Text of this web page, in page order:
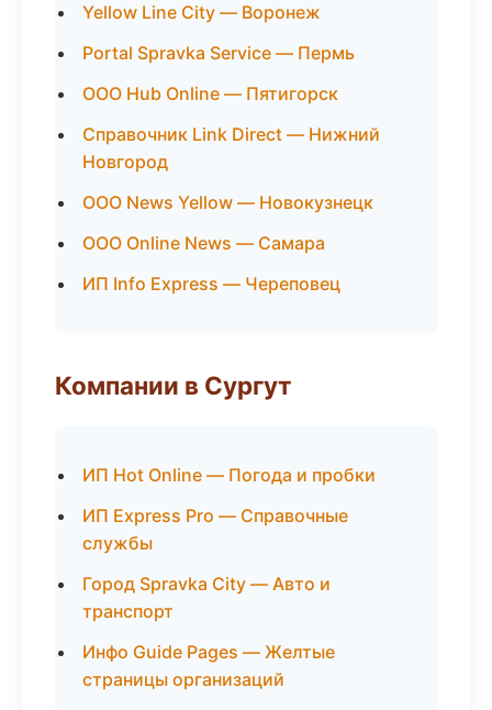
Yellow Line City — Воронеж
Portal Spravka Service — Пермь
ООО Hub Online — Пятигорск
Справочник Link Direct — Нижний
Новгород
ООО News Yellow — Новокузнецк
ООО Online News — Самара
ИП Info Express — Череповец
Компании в Сургут
ИП Hot Online — Погода и пробки
ИП Express Pro — Справочные
службы
Город Spravka City — Авто и
транспорт
Инфо Guide Pages — Желтые
страницы организаций